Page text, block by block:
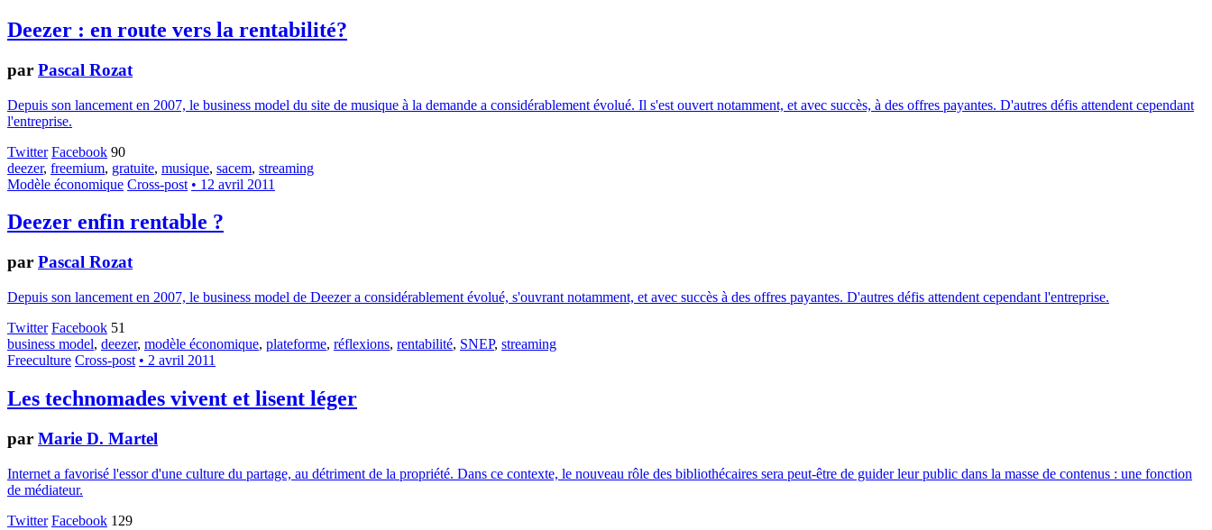
Deezer : en route vers la rentabilité?
par Pascal Rozat
Depuis son lancement en 2007, le business model du site de musique à la demande a considérablement évolué. Il s'est ouvert notamment, et avec succès, à des offres payantes. D'autres défis attendent cependant
l'entreprise.
Twitter Facebook 90
deezer, freemium, gratuite, musique, sacem, streaming
Modèle économique Cross-post • 12 avril 2011
Deezer enfin rentable ?
par Pascal Rozat
Depuis son lancement en 2007, le business model de Deezer a considérablement évolué, s'ouvrant notamment, et avec succès à des offres payantes. D'autres défis attendent cependant l'entreprise.
Twitter Facebook 51
business model, deezer, modèle économique, plateforme, réflexions, rentabilité, SNEP, streaming
Freeculture Cross-post • 2 avril 2011
Les technomades vivent et lisent léger
par Marie D. Martel
Internet a favorisé l'essor d'une culture du partage, au détriment de la propriété. Dans ce contexte, le nouveau rôle des bibliothécaires sera peut-être de guider leur public dans la masse de contenus : une fonction
de médiateur.
Twitter Facebook 129